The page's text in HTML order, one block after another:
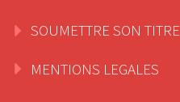
SOUMETTRE SON TITRE
MENTIONS LEGALES